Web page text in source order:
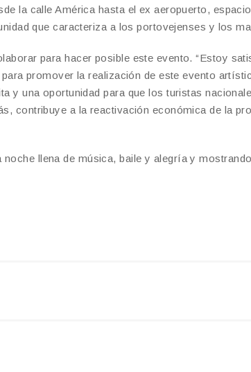
la calle América hasta el ex aeropuerto,
que caracteriza a los portovejenses y los
para hacer posible este evento. “Estoy
promover la realización de este evento
y una oportunidad para que los turistas
contribuye a la reactivación económica de la
llena de música, baile y alegría y